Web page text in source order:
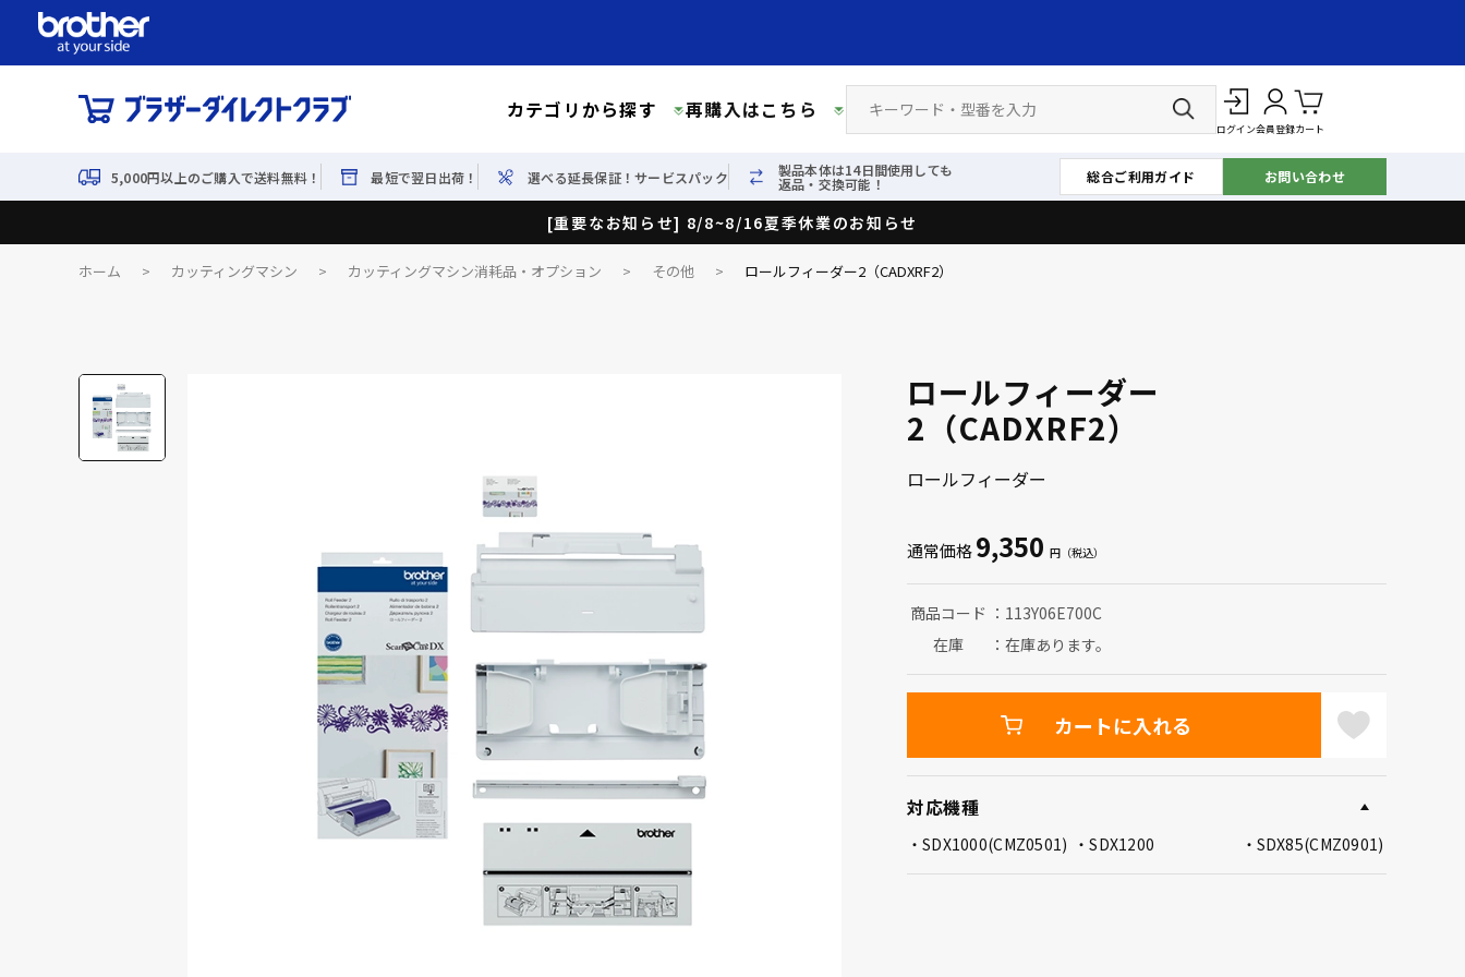
カテゴリから探す 再購入はこちら
ログイン会員登録カート
5,000円以上のご購入で送料無料！ 最短で翌日出荷！ 選べる延長保証！サービスパック 製品本体は14日間使用しても
返品・交換可能！ 総合ご利用ガイド お問い合わせ
[重要なお知らせ] 8/8~8/16夏季休業のお知らせ
ホーム > カッティングマシン > カッティングマシン消耗品・オプション > その他 > ロールフィーダー2（CADXRF2）
ロールフィーダー
2（CADXRF2）
ロールフィーダー
通常価格9,350
商品コード
113Y06E700C
在庫
在庫あります。
対応機種
SDX1000(CMZ0501) SDX1200 SDX85(CMZ0901)
カートに入れる